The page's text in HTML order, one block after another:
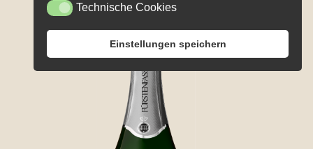
Weiß­wei­ne
öffnen
Weiß­herbst-, Rosé- und Schillerweine
öffnen
Die fruch­ti­gen Vier
Wein­emp­feh­lun­gen
Technische Cookies
Technische Cookies
Einstellungen speichern